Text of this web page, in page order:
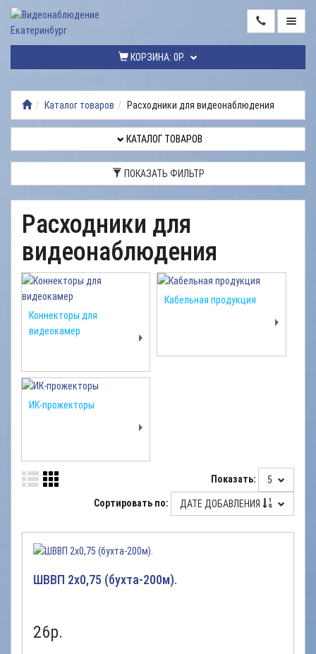
КОРЗИНА: 0Р.
ТОВАРОВ
МОНТАЖ
РЕМОНТ
ДОСТАВКА
НАШИ
РАБОТЫ
КОНТАКТЫ
Каталог товаров Расходники для видеонаблюдения
КАТАЛОГ ТОВАРОВ
ПОКАЗАТЬ ФИЛЬТР
Расходники для
видеонаблюдения
Коннекторы для
видеокамер
Кабельная продукция
ИК-прожекторы
Показать: 5
Сортировать по: ДАТЕ ДОБАВЛЕНИЯ
ШВВП 2х0,75 (бухта-200м).
26р.